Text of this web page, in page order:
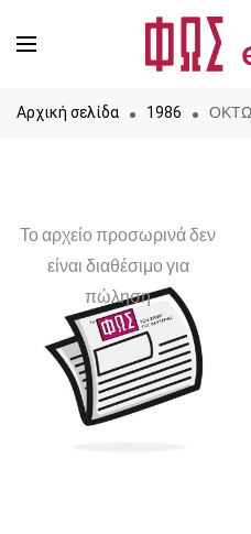
Αρχική σελίδα 1986
Το αρχείο προσωρινά δεν
είναι διαθέσιμο για
πώληση